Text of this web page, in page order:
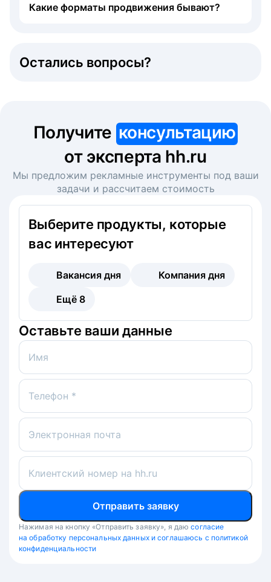
Какие форматы продвижения бывают?
Остались вопросы?
Получите консультацию
от эксперта hh.ru
Мы предложим рекламные инструменты под ваши
задачи и рассчитаем стоимость
Выберите продукты, которые
вас интересуют
Вакансия дня
Компания дня
Ещё 8
Оставьте ваши данные
Имя
Телефон *
Электронная почта
Клиентский номер на hh.ru
Отправить заявку
Нажимая на кнопку «Отправить заявку», я даю согласие
на обработку персональных данных и соглашаюсь с политикой
конфиденциальности